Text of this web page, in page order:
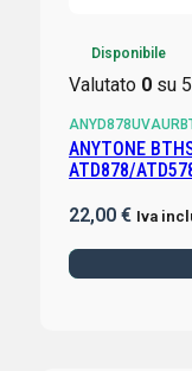
Disponibile
Valutato 0su 5
ANYTONE
ATD878/
22,00 € Iva